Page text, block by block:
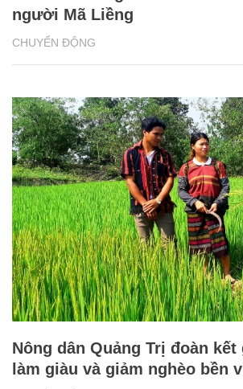
CHUYỂN ĐỘNG
người Mã Liềng
Nông dân Quảng Trị đoàn kết
làm giàu và giảm nghèo bền